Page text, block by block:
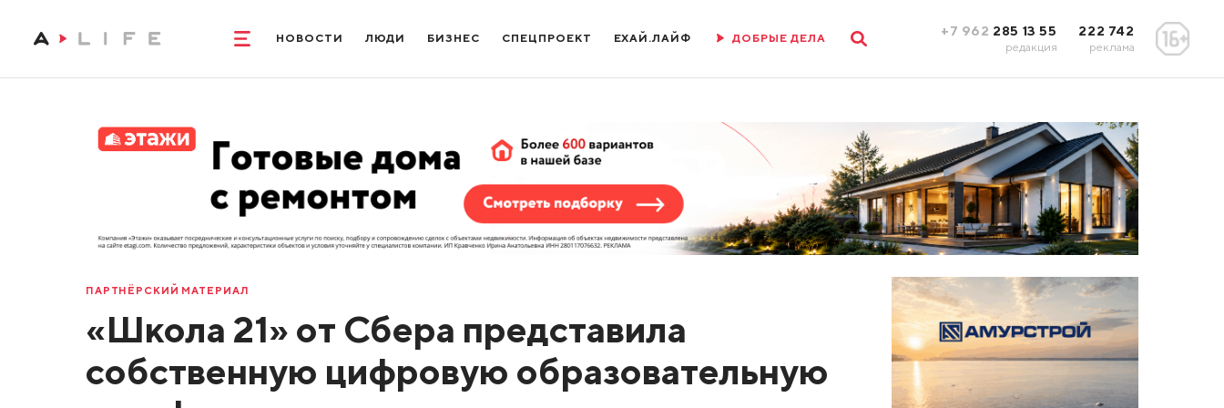
НОВОСТИ ЛЮДИ БИЗНЕС СПЕЦПРОЕКТ ЕХАЙ.ЛАЙФ ДОБРЫЕ ДЕЛА +7 962 285 13 55
редакция
222 742
реклама
ПАРТНЁРСКИЙ МАТЕРИАЛ
«Школа 21» от Сбера представила
собственную цифровую образовательную